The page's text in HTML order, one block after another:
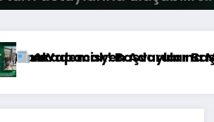
Personel Kadrosu
Mezunu Subay ve